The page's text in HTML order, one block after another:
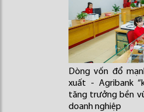
Dòng vốn đổ
xuất - Agribank
tăng trưởng bền
doanh nghiệp